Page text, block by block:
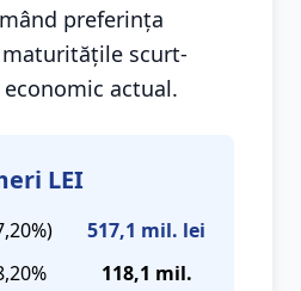
preferința
scurt-
actual.
LEI
517,1 mil. lei
118,1 mil.